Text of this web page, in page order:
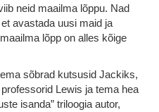
neid maailma lõppu. Nad
avastada uusi maid ja
lõpp on alles kõige
sõbrad kutsusid Jackiks,
Lewis ja tema hea
isanda” triloogia autor,